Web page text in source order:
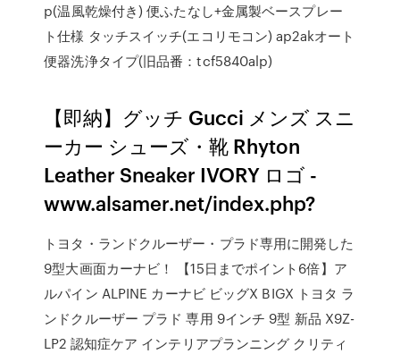
p(温風乾燥付き) 便ふたなし+金属製ベースプレー
ト仕様 タッチスイッチ(エコリモコン) ap2akオート
便器洗浄タイプ(旧品番：tcf5840alp)
【即納】グッチ Gucci メンズ スニ
ーカー シューズ・靴 Rhyton
Leather Sneaker IVORY ロゴ -
www.alsamer.net/index.php?
トヨタ・ランドクルーザー・プラド専用に開発した
9型大画面カーナビ！ 【15日までポイント6倍】ア
ルパイン ALPINE カーナビ ビッグX BIGX トヨタ ラ
ンドクルーザー プラド 専用 9インチ 9型 新品 X9Z-
LP2 認知症ケア インテリアプランニング クリティ